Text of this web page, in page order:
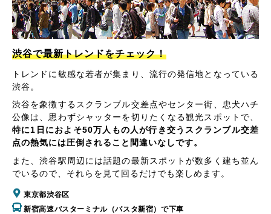
渋谷で最新トレンドをチェック！
トレンドに敏感な若者が集まり、流行の発信地となっている
渋谷。
渋谷を象徴するスクランブル交差点やセンター街、忠犬ハチ
公像は、思わずシャッターを切りたくなる観光スポットで、
特に1日におよそ50万人もの人が行き交うスクランブル交差
点の熱気には圧倒されること間違いなしです。
また、渋谷駅周辺には話題の最新スポットが数多く建ち並ん
でいるので、それらを見て回るだけでも楽しめます。
東京都渋谷区
新宿高速バスターミナル（バスタ新宿）で下車